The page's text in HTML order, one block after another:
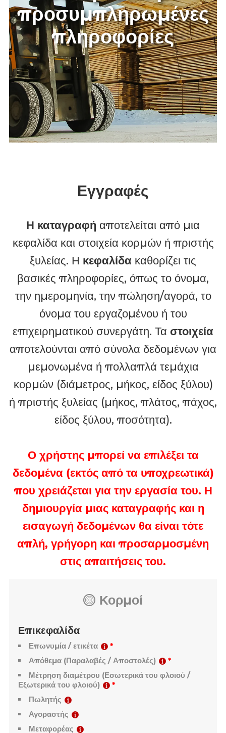
εισαγωγή
δεδομένων με
προσυμπληρωμένες
πληροφορίες
Εγγραφές
Η καταγραφήαποτελείται από μια
κεφαλίδα και στοιχεία κορμών ή πριστής
ξυλείας. Ηκεφαλίδακαθορίζει τις
βασικές πληροφορίες, όπως το όνομα,
την ημερομηνία, την πώληση/αγορά, το
όνομα του εργαζομένου ή του
επιχειρηματικού συνεργάτη. Ταστοιχεία
αποτελούνται από σύνολα δεδομένων για
μεμονωμένα ή πολλαπλά τεμάχια
κορμών (διάμετρος, μήκος, είδος ξύλου)
είδος ξύλου, ποσότητα).
Ο χρήστης μπορεί να επιλέξει τα
δεδομένα (εκτός από τα υποχρεωτικά)
που χρειάζεται για την εργασία του. Η
δημιουργία μιας καταγραφής και η
εισαγωγή δεδομένων θα είναι τότε
στις απαιτήσεις του.
Κορμοί
Επικεφαλίδα
Επωνυμία / ετικέτα
Απόθεμα (Παραλαβές / Αποστολές)
Μέτρηση διαμέτρου (Εσωτερικά του φλοιού /
Εξωτερικά του φλοιού)